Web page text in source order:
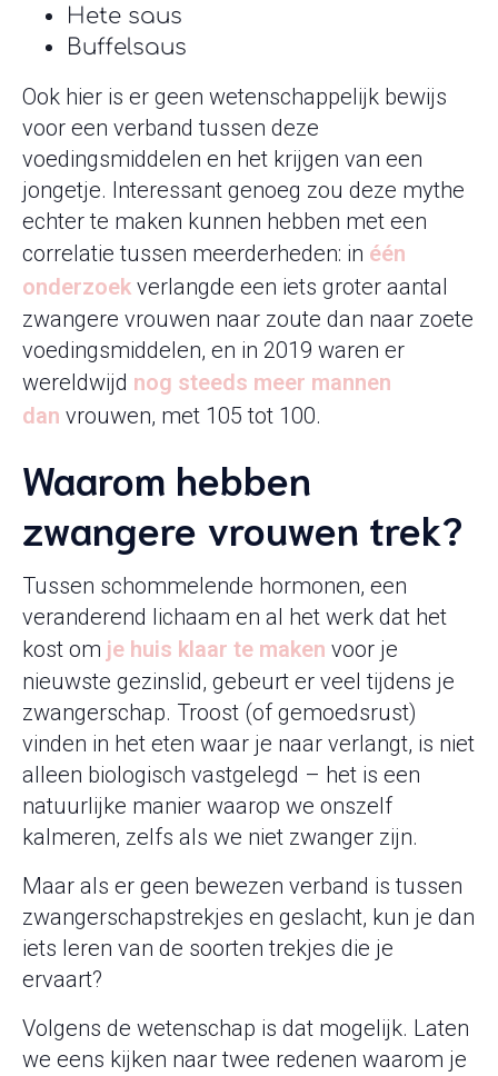
Hete saus
Buffelsaus
Ook hier is er geen wetenschappelijk bewijs
voor een verband tussen deze
voedingsmiddelen en het krijgen van een
jongetje. Interessant genoeg zou deze mythe
echter te maken kunnen hebben met een
correlatie tussen meerderheden: in één
onderzoek verlangde een iets groter aantal
zwangere vrouwen naar zoute dan naar zoete
voedingsmiddelen, en in 2019 waren er
wereldwijd nog steeds meer mannen
dan vrouwen, met 105 tot 100.
Waarom hebben
zwangere vrouwen trek?
Tussen schommelende hormonen, een
veranderend lichaam en al het werk dat het
kost om je huis klaar te maken voor je
nieuwste gezinslid, gebeurt er veel tijdens je
zwangerschap. Troost (of gemoedsrust)
vinden in het eten waar je naar verlangt, is niet
alleen biologisch vastgelegd – het is een
natuurlijke manier waarop we onszelf
kalmeren, zelfs als we niet zwanger zijn.
Maar als er geen bewezen verband is tussen
zwangerschapstrekjes en geslacht, kun je dan
iets leren van de soorten trekjes die je
ervaart?
Volgens de wetenschap is dat mogelijk. Laten
we eens kijken naar twee redenen waarom je